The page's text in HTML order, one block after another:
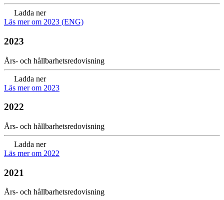
Ladda ner
Läs mer om 2023 (ENG)
2023
Års- och hållbarhetsredovisning
Ladda ner
Läs mer om 2023
2022
Års- och hållbarhetsredovisning
Ladda ner
Läs mer om 2022
2021
Års- och hållbarhetsredovisning